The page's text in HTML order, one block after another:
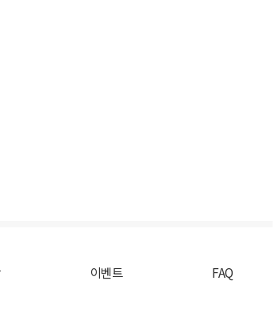
이벤트 FAQ